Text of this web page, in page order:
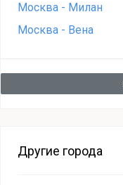
Москва - Милан
Москва - Вена
Другие города